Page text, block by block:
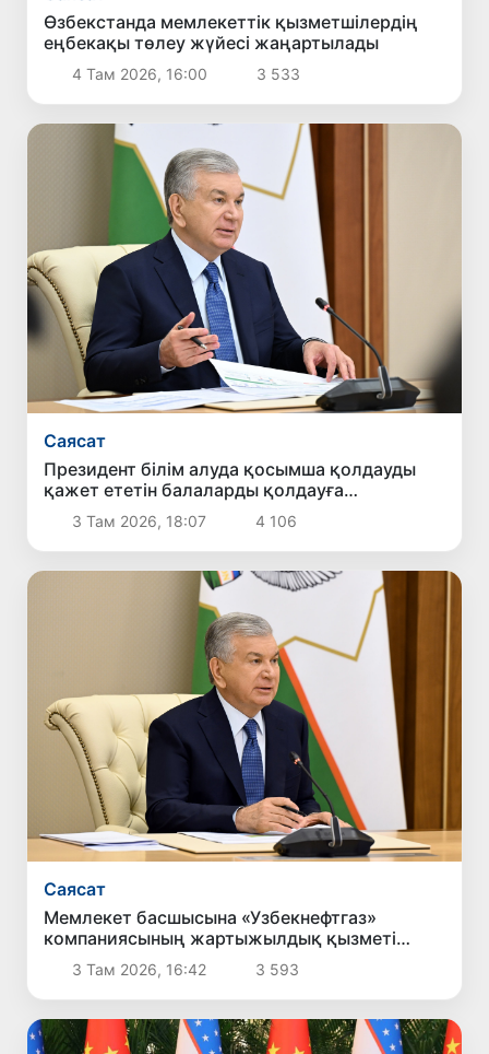
Өзбекстанда мемлекеттік қызметшілердің
еңбекақы төлеу жүйесі жаңартылады
4 Там 2026, 16:00 3 533
Саясат
Президент білім алуда қосымша қолдауды
қажет ететін балаларды қолдауға
бағытталған ұсыныстармен танысты
3 Там 2026, 18:07 4 106
Саясат
Мемлекет басшысына «Узбекнефтгаз»
компаниясының жартыжылдық қызметі
туралы есеп берілді
3 Там 2026, 16:42 3 593